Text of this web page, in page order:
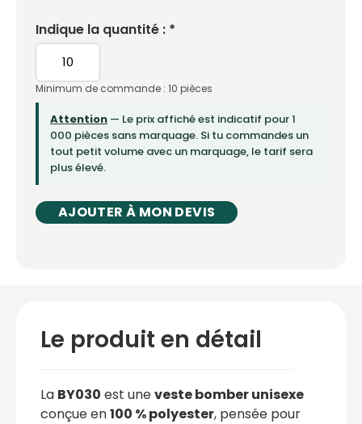
Indique la quantité : *
Minimum de commande : 10 pièces
Attention — Le prix affiché est indicatif pour 1
000 pièces sans marquage. Si tu commandes un
tout petit volume avec un marquage, le tarif sera
plus élevé.
AJOUTER À MON DEVIS
Le produit en détail
La BY030 est uneveste bomber unisexe
conçue en100 % polyester, pensée pour